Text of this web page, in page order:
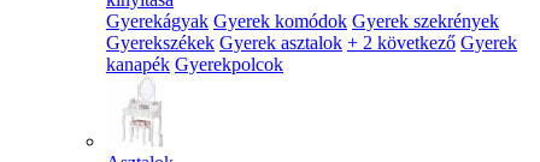
Gyerekágyak Gyerek komódok Gyerek szekrények
Gyerekszékek Gyerek asztalok + 2 következő Gyerek
kanapék Gyerekpolcok